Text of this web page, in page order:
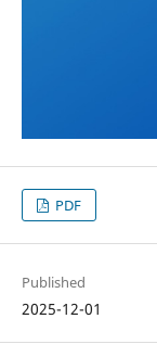
PDF
Published
2025-12-01